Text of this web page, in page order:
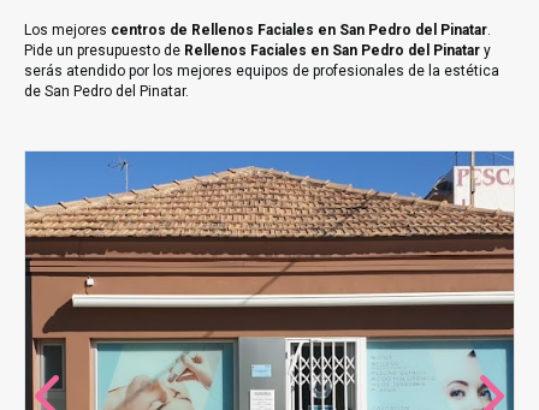
Los mejores centros de Rellenos Faciales en San Pedro del Pinatar.
Pide un presupuesto de Rellenos Faciales en San Pedro del Pinatar y
serás atendido por los mejores equipos de profesionales de la estética
de San Pedro del Pinatar.